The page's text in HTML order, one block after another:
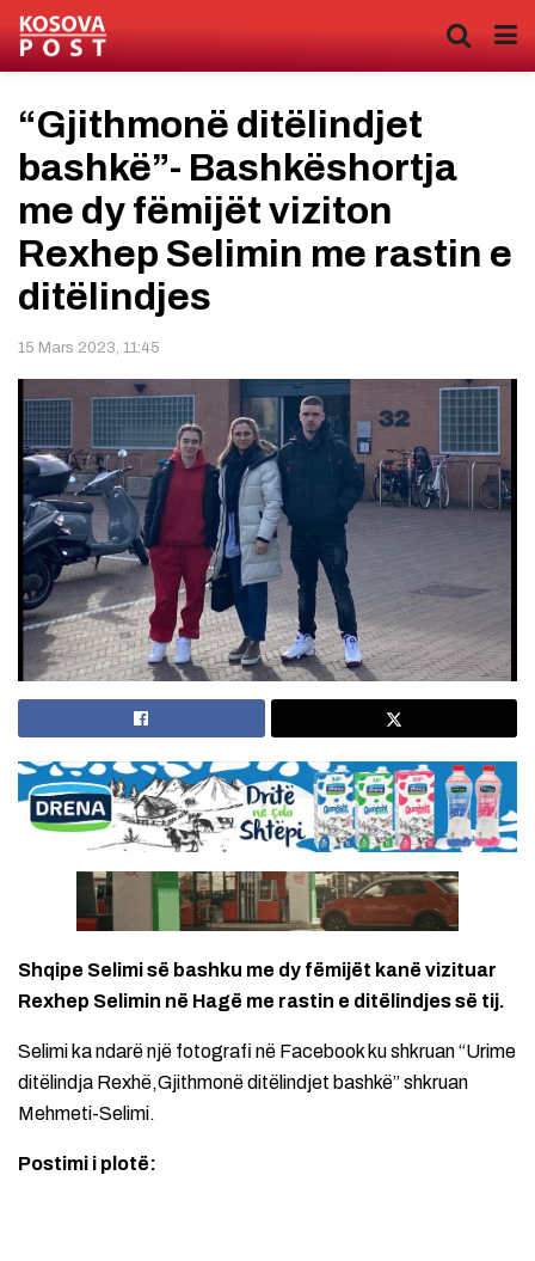
“Gjithmonë ditëlindjet
bashkë”- Bashkëshortja
me dy fëmijët viziton
Rexhep Selimin me rastin e
ditëlindjes
15 Mars 2023, 11:45
Shqipe Selimi së bashku me dy fëmijët kanë vizituar
Rexhep Selimin në Hagë me rastin e ditëlindjes së tij.
Selimi ka ndarë një fotografi në Facebook ku shkruan “Urime
ditëlindja Rexhë,Gjithmonë ditëlindjet bashkë” shkruan
Mehmeti-Selimi.
Postimi i plotë: